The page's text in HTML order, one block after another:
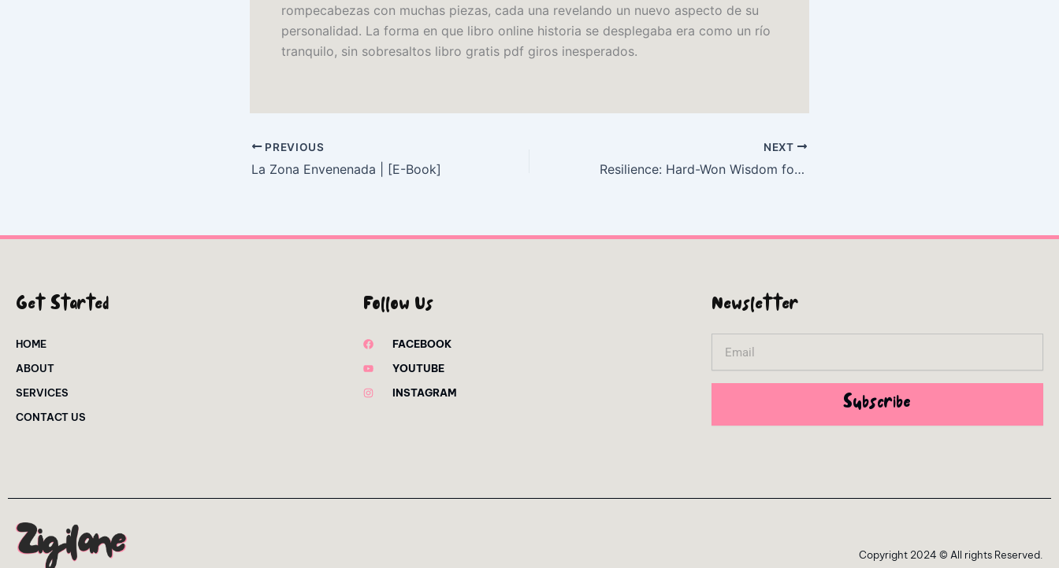
rompecabezas con muchas piezas, cada una revelando un nuevo aspecto de su
personalidad. La forma en que libro online​ historia se desplegaba era como un río
tranquilo, sin sobresaltos libro gratis pdf giros inesperados.
PREVIOUS
La Zona Envenenada | [E-Book]
NEXT
Resilience: Hard-Won Wisdom for Living a Better Life : Free Download
Get Started
HOME
ABOUT
SERVICES
CONTACT US
Follow Us
FACEBOOK
YOUTUBE
INSTAGRAM
Newsletter
Subscribe
Copyright 2024 © All rights Reserved.